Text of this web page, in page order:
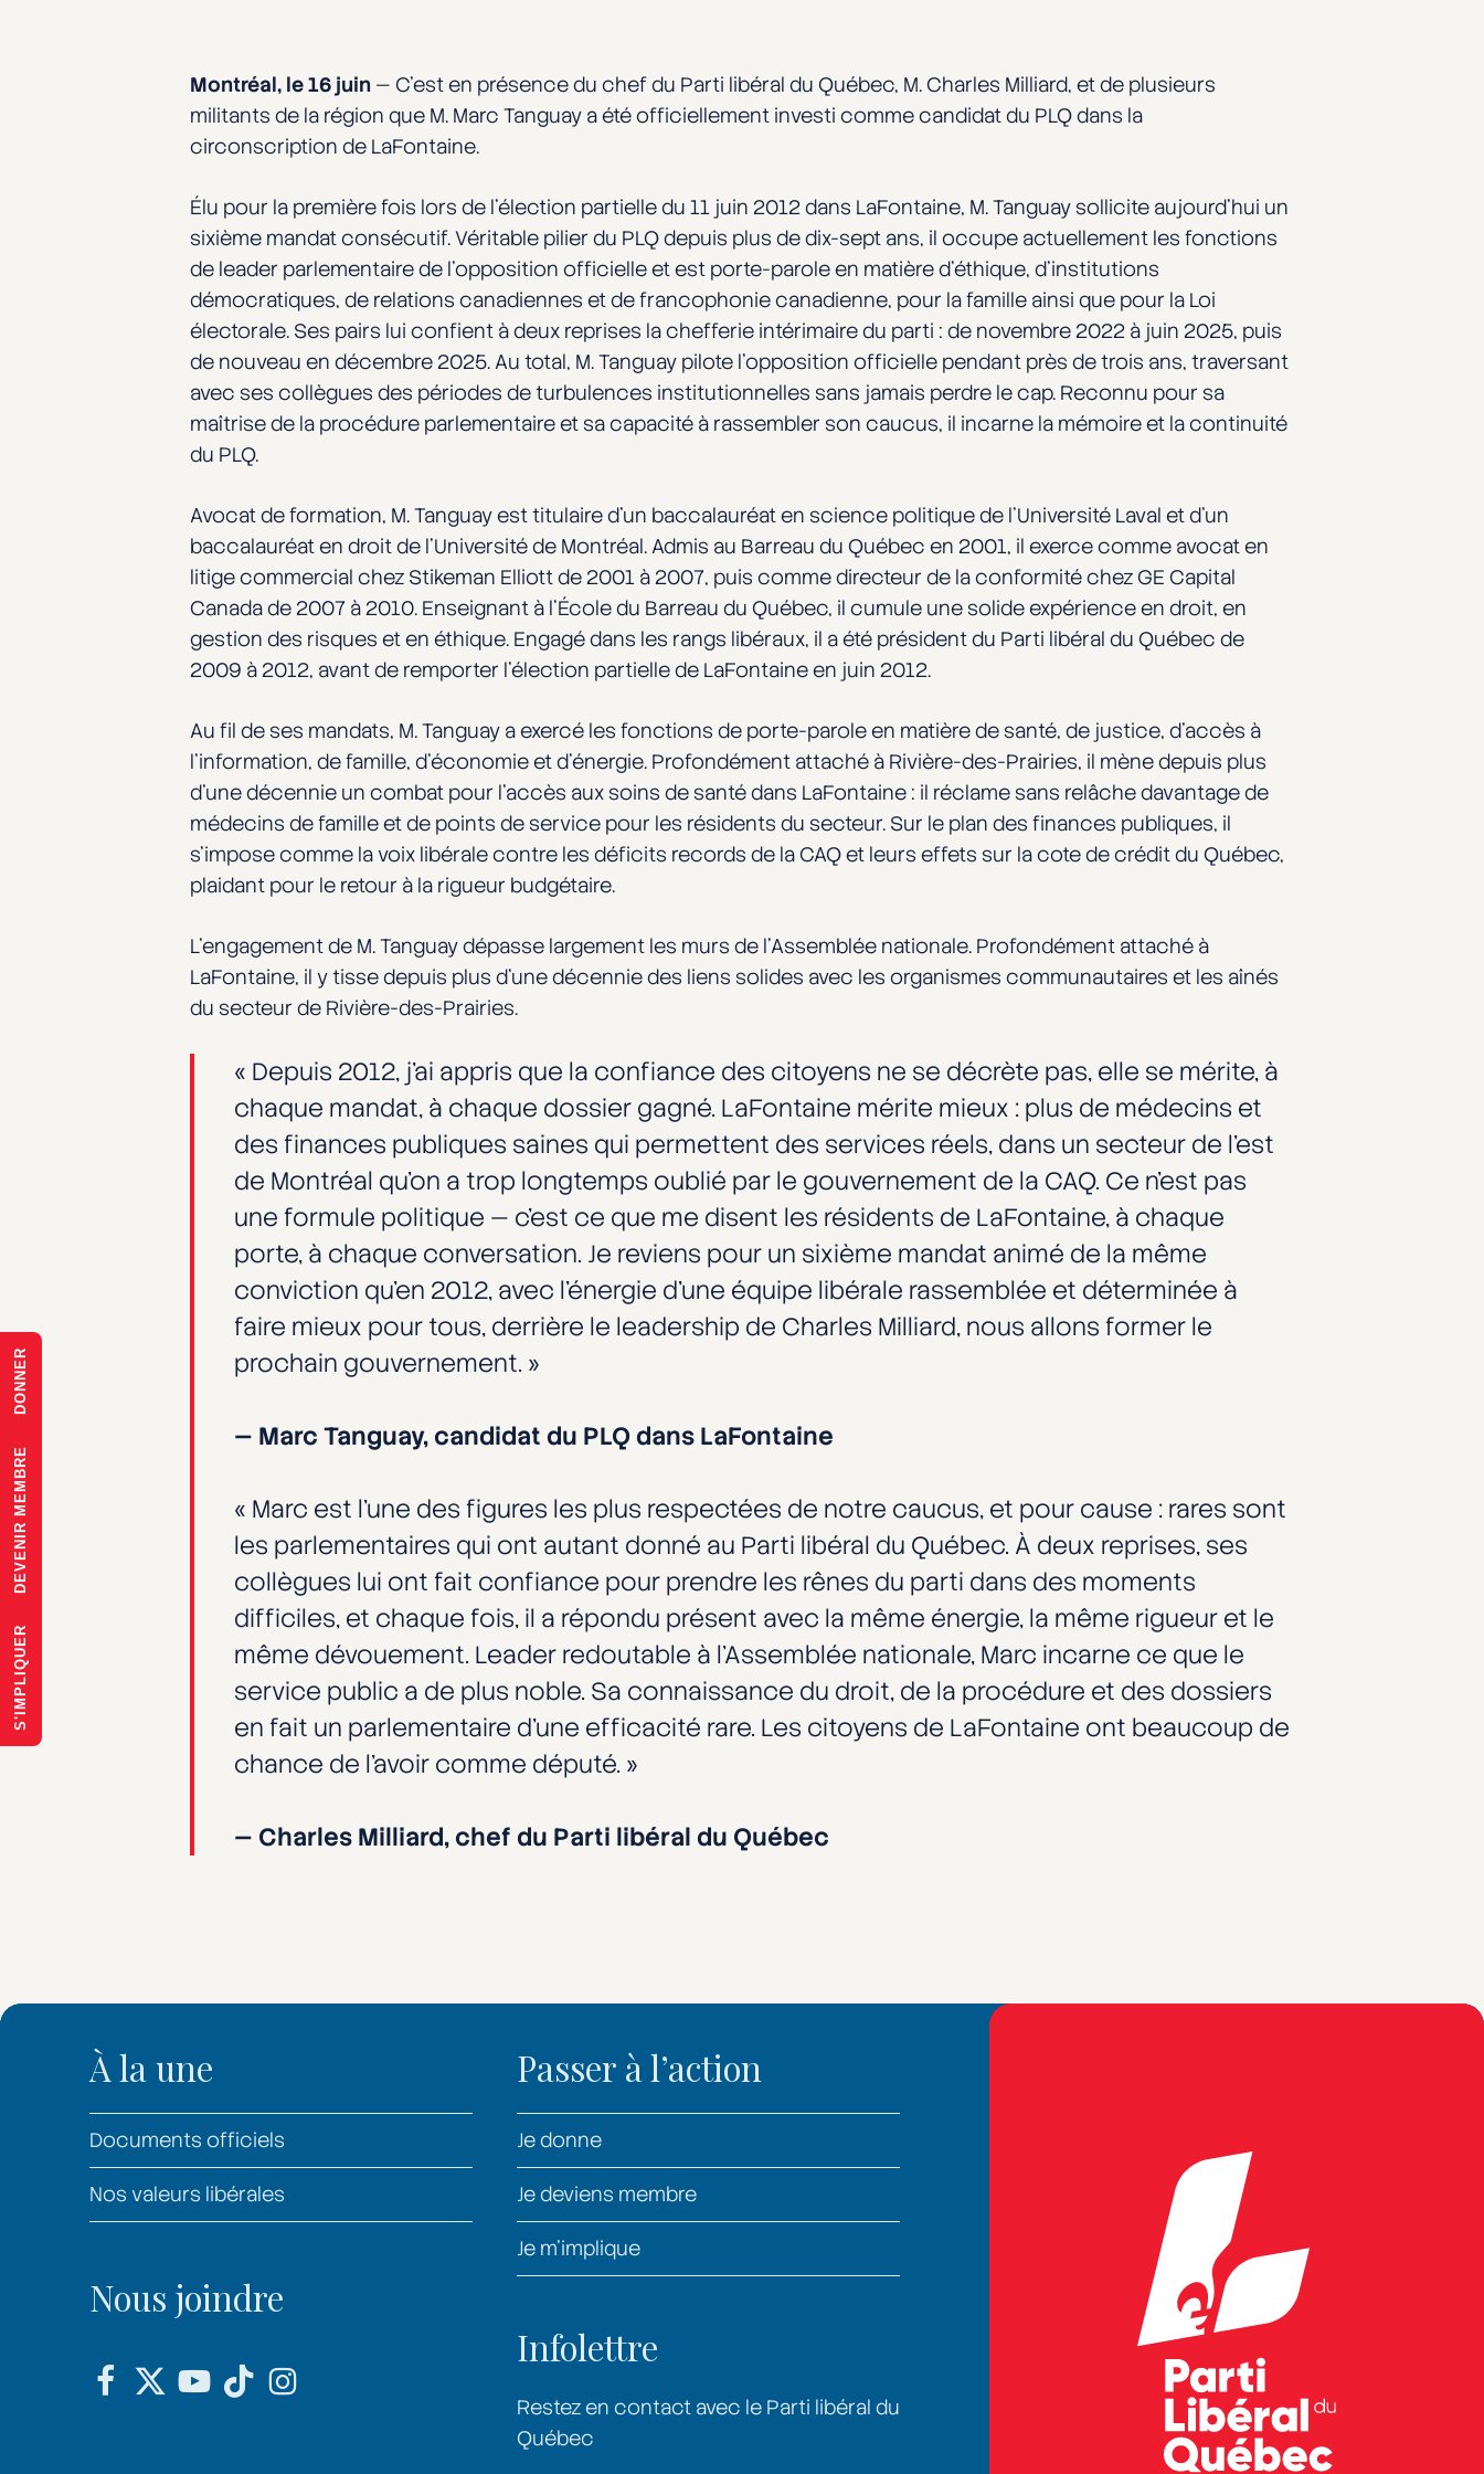
DONNER
DEVENIR MEMBRE
S'IMPLIQUER
Montréal, le 16 juin — C’est en présence du chef du Parti libéral du Québec, M. Charles Milliard, et de plusieurs
militants de la région que M. Marc Tanguay a été officiellement investi comme candidat du PLQ dans la
circonscription de LaFontaine.
Élu pour la première fois lors de l’élection partielle du 11 juin 2012 dans LaFontaine, M. Tanguay sollicite aujourd’hui un
sixième mandat consécutif. Véritable pilier du PLQ depuis plus de dix-sept ans, il occupe actuellement les fonctions
de leader parlementaire de l’opposition officielle et est porte-parole en matière d’éthique, d’institutions
démocratiques, de relations canadiennes et de francophonie canadienne, pour la famille ainsi que pour la Loi
électorale. Ses pairs lui confient à deux reprises la chefferie intérimaire du parti : de novembre 2022 à juin 2025, puis
de nouveau en décembre 2025. Au total, M. Tanguay pilote l’opposition officielle pendant près de trois ans, traversant
avec ses collègues des périodes de turbulences institutionnelles sans jamais perdre le cap. Reconnu pour sa
maîtrise de la procédure parlementaire et sa capacité à rassembler son caucus, il incarne la mémoire et la continuité
du PLQ.
Avocat de formation, M. Tanguay est titulaire d’un baccalauréat en science politique de l’Université Laval et d’un
baccalauréat en droit de l’Université de Montréal. Admis au Barreau du Québec en 2001, il exerce comme avocat en
litige commercial chez Stikeman Elliott de 2001 à 2007, puis comme directeur de la conformité chez GE Capital
Canada de 2007 à 2010. Enseignant à l’École du Barreau du Québec, il cumule une solide expérience en droit, en
gestion des risques et en éthique. Engagé dans les rangs libéraux, il a été président du Parti libéral du Québec de
2009 à 2012, avant de remporter l’élection partielle de LaFontaine en juin 2012.
Au fil de ses mandats, M. Tanguay a exercé les fonctions de porte-parole en matière de santé, de justice, d’accès à
l’information, de famille, d’économie et d’énergie. Profondément attaché à Rivière-des-Prairies, il mène depuis plus
d’une décennie un combat pour l’accès aux soins de santé dans LaFontaine : il réclame sans relâche davantage de
médecins de famille et de points de service pour les résidents du secteur. Sur le plan des finances publiques, il
s’impose comme la voix libérale contre les déficits records de la CAQ et leurs effets sur la cote de crédit du Québec,
plaidant pour le retour à la rigueur budgétaire.
L’engagement de M. Tanguay dépasse largement les murs de l’Assemblée nationale. Profondément attaché à
LaFontaine, il y tisse depuis plus d’une décennie des liens solides avec les organismes communautaires et les aînés
du secteur de Rivière-des-Prairies.
« Depuis 2012, j’ai appris que la confiance des citoyens ne se décrète pas, elle se mérite, à
chaque mandat, à chaque dossier gagné. LaFontaine mérite mieux : plus de médecins et
des finances publiques saines qui permettent des services réels, dans un secteur de l’est
de Montréal qu’on a trop longtemps oublié par le gouvernement de la CAQ. Ce n’est pas
une formule politique — c’est ce que me disent les résidents de LaFontaine, à chaque
porte, à chaque conversation. Je reviens pour un sixième mandat animé de la même
conviction qu’en 2012, avec l’énergie d’une équipe libérale rassemblée et déterminée à
faire mieux pour tous, derrière le leadership de Charles Milliard, nous allons former le
prochain gouvernement. »
— Marc Tanguay, candidat du PLQ dans LaFontaine
« Marc est l’une des figures les plus respectées de notre caucus, et pour cause : rares sont
les parlementaires qui ont autant donné au Parti libéral du Québec. À deux reprises, ses
collègues lui ont fait confiance pour prendre les rênes du parti dans des moments
difficiles, et chaque fois, il a répondu présent avec la même énergie, la même rigueur et le
même dévouement. Leader redoutable à l’Assemblée nationale, Marc incarne ce que le
service public a de plus noble. Sa connaissance du droit, de la procédure et des dossiers
en fait un parlementaire d’une efficacité rare. Les citoyens de LaFontaine ont beaucoup de
chance de l’avoir comme député. »
— Charles Milliard, chef du Parti libéral du Québec
À la une
Documents officiels
Nos valeurs libérales
Nous joindre
Passer à l’action
Je donne
Je deviens membre
Je m’implique
Infolettre
Restez en contact avec le Parti libéral du
Québec